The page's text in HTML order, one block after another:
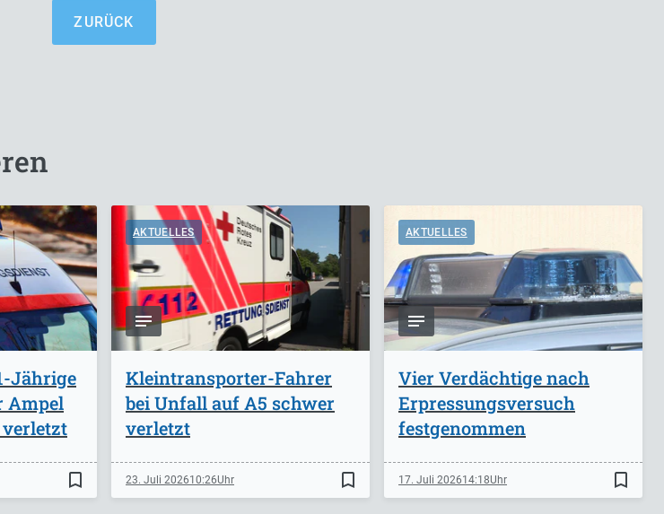
ZURÜCK
Jährige
Ampel
bookmark_border
AKTUELLES
Kleintransporter-Fahrer
bei Unfall auf A5 schwer
verletzt
23. Juli 202610:26 bookmark_border
AKTUELLES
Vier Verdächtige nach
Erpressungsversuch
festgenommen
17. Juli 202614:18 bookmark_border